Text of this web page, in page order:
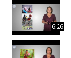
6:26